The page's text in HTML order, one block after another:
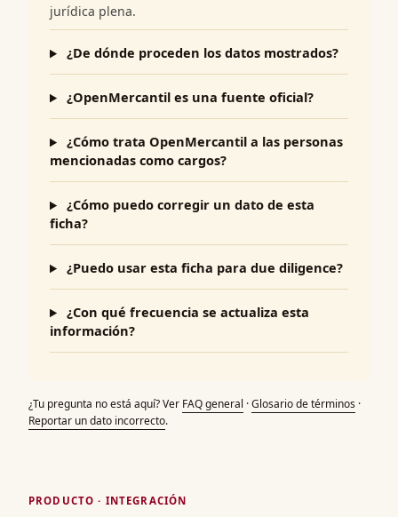
jurídica plena.
¿De dónde proceden los datos mostrados?
¿OpenMercantil es una fuente oficial?
¿Cómo trata OpenMercantil a las personas
mencionadas como cargos?
¿Cómo puedo corregir un dato de esta
ficha?
¿Puedo usar esta ficha para due diligence?
¿Con qué frecuencia se actualiza esta
información?
¿Tu pregunta no está aquí? Ver FAQ general ·Glosario de términos ·
Reportar un dato incorrecto.
PRODUCTO · INTEGRACIÓN